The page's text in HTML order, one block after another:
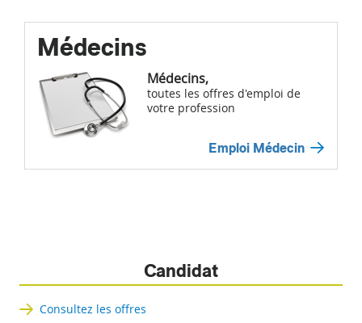
Médecins
Médecins,
toutes les offres d'emploi de
votre profession
Emploi Médecin
Candidat
Consultez les offres